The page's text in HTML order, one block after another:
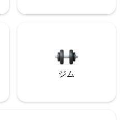
ジム